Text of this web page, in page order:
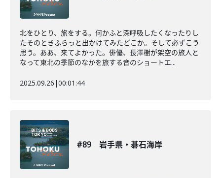
北をひとり、旅をする。何かふと深呼吸したくなったりし
たそのときふらっと出かけてみたどこか。そして必ずこう
思う。ああ、来てよかった。俳優、長澤樹が架空の旅人と
なって東北の季節のなかを旅する音のショートエ...
2025.09.26 |00:01:44
#89 岩手県・碁石海岸